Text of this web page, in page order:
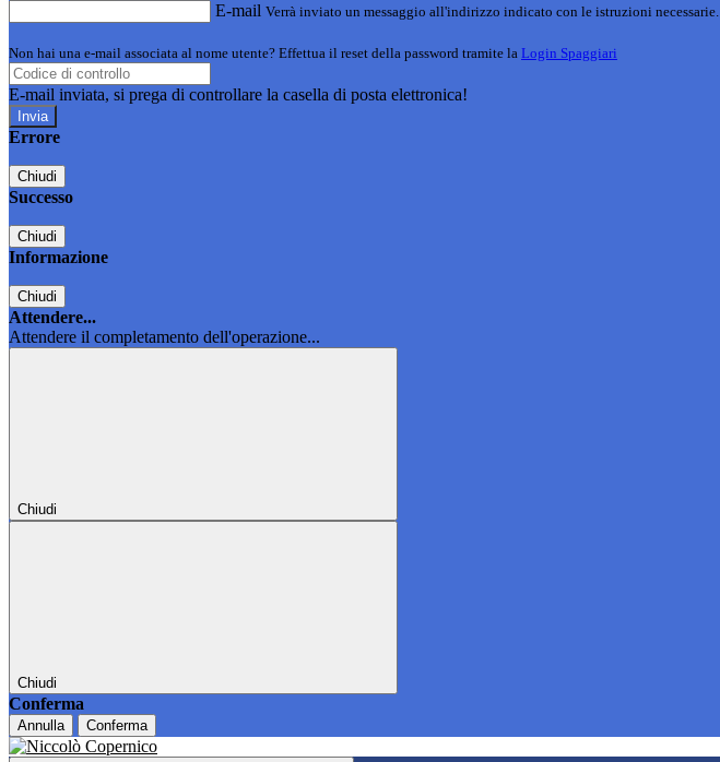
E-mail Verrà inviato un messaggio all'indirizzo indicato con le istruzioni necessarie.
Non hai una e-mail associata al nome utente? Effettua il reset della password tramite la Login Spaggiari
E-mail inviata, si prega di controllare la casella di posta elettronica!
Errore
Chiudi
Successo
Chiudi
Informazione
Chiudi
Attendere...
Attendere il completamento dell'operazione...
Chiudi
Chiudi
Conferma
Annulla Conferma